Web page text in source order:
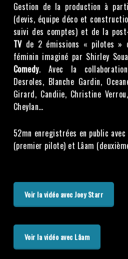
Gestion de la production à
(devis, équipe déco et
suivi des comptes) et de la
TVde 2 émissions « pilotes »
féminin imaginé par Shirley
Comedy. Avec la
Desroles, Blanche Gardin,
Girard, Candiie, Christine
Cheylan…
52mn enregistrées en public
(premier pilote) et Lâam
Voir la vidéo avec Joey Starr
Voir la vidéo avec Lâam